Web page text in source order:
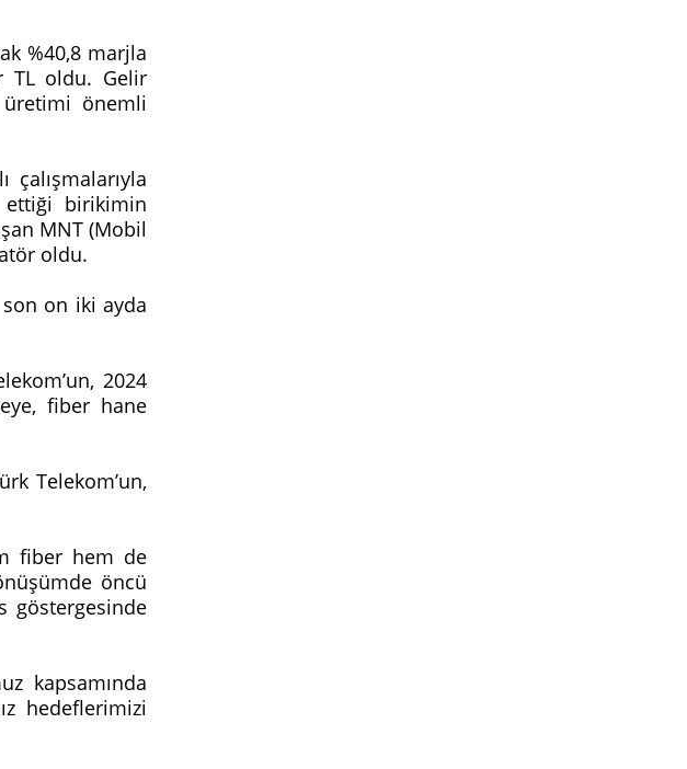
%40,8 marjla
TL oldu. Gelir
üretimi önemli
ettiği birikimin
MNT (Mobil
oldu.
on iki ayda
2024
fiber hane
Telekom’un,
fiber hem de
öncü
göstergesinde
kapsamında
hedeflerimizi